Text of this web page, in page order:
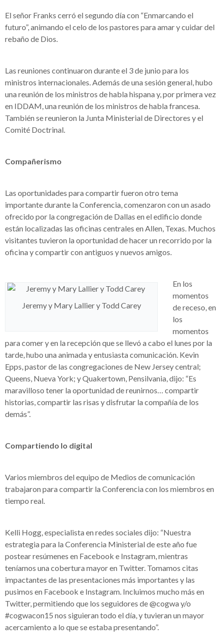
El señor Franks cerró el segundo día con “Enmarcando el
futuro”, animando el celo de los pastores para amar y cuidar del
rebaño de Dios.
Las reuniones continuaron durante el 3 de junio para los
ministros internacionales. Además de una sesión general, hubo
una reunión de los ministros de habla hispana y, por primera vez
en IDDAM, una reunión de los ministros de habla francesa.
También se reunieron la Junta Ministerial de Directores y el
Comité Doctrinal.
Compañerismo
Las oportunidades para compartir fueron otro tema
importante durante la Conferencia, comenzaron con un asado
ofrecido por la congregación de Dallas en el edificio donde
están localizadas las oficinas centrales en Allen, Texas. Muchos
visitantes tuvieron la oportunidad de hacer un recorrido por la
oficina y compartir con antiguos y nuevos amigos.
Jeremy y Mary Lallier y Todd Carey
En los
momentos
de receso, en
los
momentos
para comer y en la recepción que se llevó a cabo el lunes por la
tarde, hubo una animada y entusiasta comunicación. Kevin
Epps, pastor de las congregaciones de New Jersey central;
Queens, Nueva York; y Quakertown, Pensilvania, dijo: “Es
maravilloso tener la oportunidad de reunirnos… compartir
historias, compartir las risas y disfrutar la compañía de los
demás”.
Compartiendo lo digital
Varios miembros del equipo de Medios de comunicación
trabajaron para compartir la Conferencia con los miembros en
tiempo real.
Kelli Hogg, especialista en redes sociales dijo: “Nuestra
estrategia para la Conferencia Ministerial de este año fue
postear resúmenes en Facebook e Instagram, mientras
teníamos una cobertura mayor en Twitter. Tomamos citas
impactantes de las presentaciones más importantes y las
pusimos en Facebook e Instagram. Incluimos mucho más en
Twitter, permitiendo que los seguidores de @cogwa y/o
#cogwacon15 nos siguieran todo el día, y tuvieran un mayor
acercamiento a lo que se estaba presentando”.